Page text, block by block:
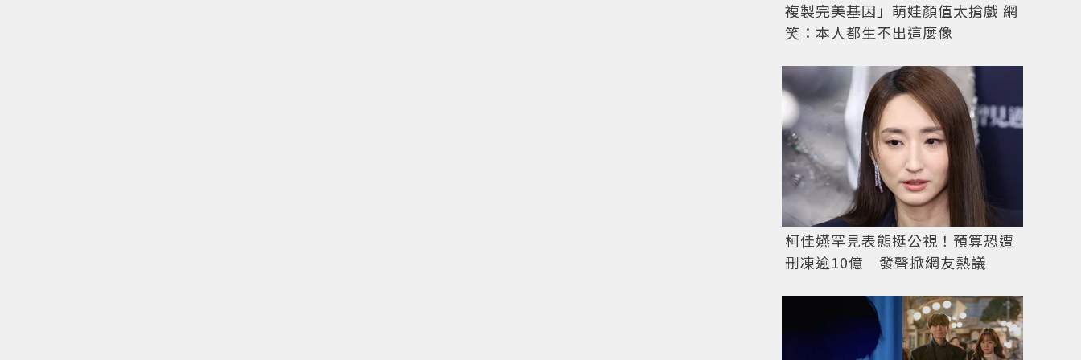
複製完美基因」萌娃顏值太搶戲 網
笑：本人都生不出這麼像
柯佳嬿罕見表態挺公視！預算恐遭
刪凍逾10億 發聲掀網友熱議